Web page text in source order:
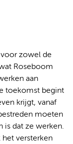
zowel de
Roseboom
aan
toekomst begint
krijgt, vanaf
moeten
is dat ze werken.
versterken